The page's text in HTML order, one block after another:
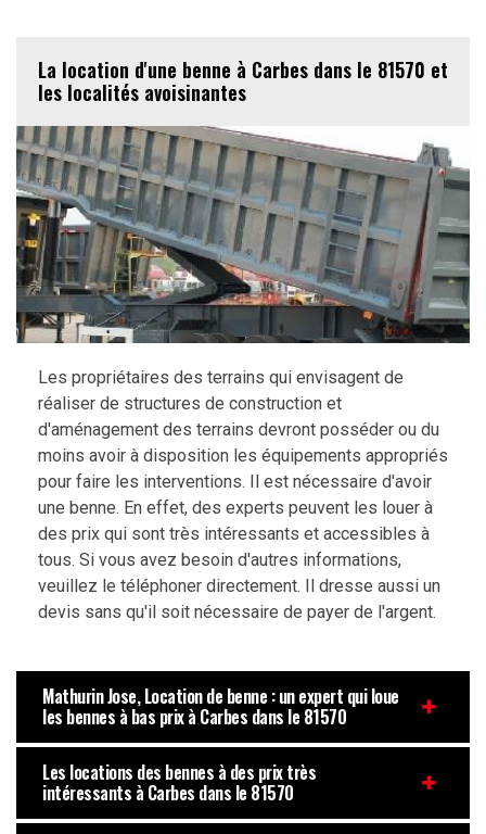
La location d'une benne à Carbes dans le 81570 et
les localités avoisinantes
Les propriétaires des terrains qui envisagent de
réaliser de structures de construction et
d'aménagement des terrains devront posséder ou du
moins avoir à disposition les équipements appropriés
pour faire les interventions. Il est nécessaire d'avoir
une benne. En effet, des experts peuvent les louer à
des prix qui sont très intéressants et accessibles à
tous. Si vous avez besoin d'autres informations,
veuillez le téléphoner directement. Il dresse aussi un
devis sans qu'il soit nécessaire de payer de l'argent.
Mathurin Jose, Location de benne : un expert qui loue
les bennes à bas prix à Carbes dans le 81570
Les locations des bennes à des prix très
intéressants à Carbes dans le 81570